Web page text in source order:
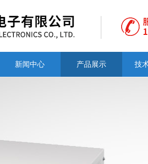
新闻中心 产品展示 技